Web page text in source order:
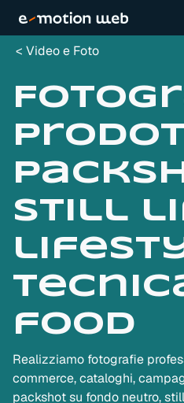
Video e Foto
still
food
Realizziamo fotografie
commerce, cataloghi,
packshot su fondo neutro,